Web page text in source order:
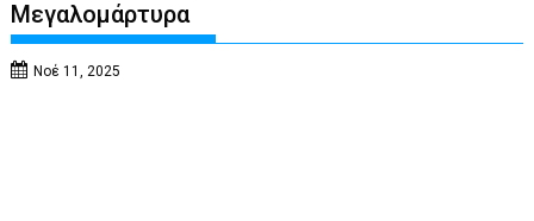
Μεγαλομάρτυρα
Νοέ 11, 2025